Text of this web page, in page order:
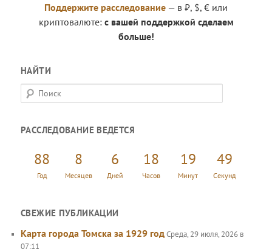
Поддержите расследование — в ₽, $, € или
криптовалюте: с вашей поддержкой сделаем
больше!
НАЙТИ
П
о
с
РАССЛЕДОВАНИЕ ВЕДЕТСЯ
88
Год
8
Месяцев
6
Дней
18
Часов
19
Минут
49
Секунд
СВЕЖИЕ ПУБЛИКАЦИИ
Карта города Томска за 1929 годСреда, 29 июля, 2026 в
07:11